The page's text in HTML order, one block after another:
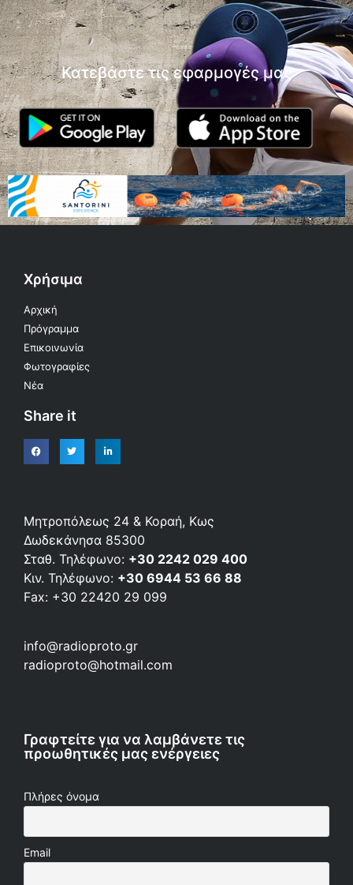
Κατεβάστε τις εφαρμογές μας
Χρήσιμα
Αρχική
Πρόγραμμα
Επικοινωνία
Φωτογραφίες
Νέα
Share it
Μητροπόλεως 24 & Κοραή, Κως
Δωδεκάνησα 85300
Σταθ. Τηλέφωνο: +30 2242 029 400
Κιν. Τηλέφωνο: +30 6944 53 66 88
Fax: +30 22420 29 099
info@radioproto.gr
radioproto@hotmail.com
Γραφτείτε για να λαμβάνετε τις
προωθητικές μας ενέργειες
Πλήρες όνομα
Email